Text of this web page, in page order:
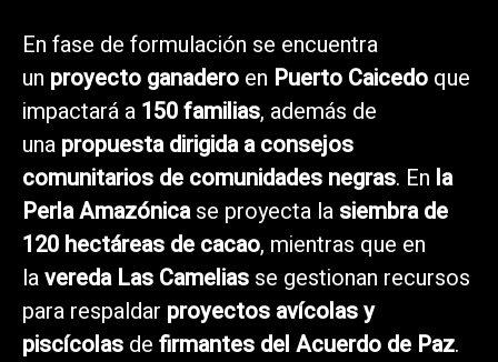
En fase de formulación se encuentra
un proyecto ganadero en Puerto Caicedo que
impactará a 150 familias, además de
una propuesta dirigida a consejos
comunitarios de comunidades negras. En la
Perla Amazónicase proyecta la siembra de
120 hectáreas de cacao, mientras que en
lavereda Las Camelias se gestionan recursos
para respaldar proyectos avícolas y
piscícolas de firmantes del Acuerdo de Paz.